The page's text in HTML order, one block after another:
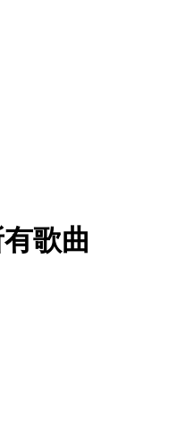
歌曲